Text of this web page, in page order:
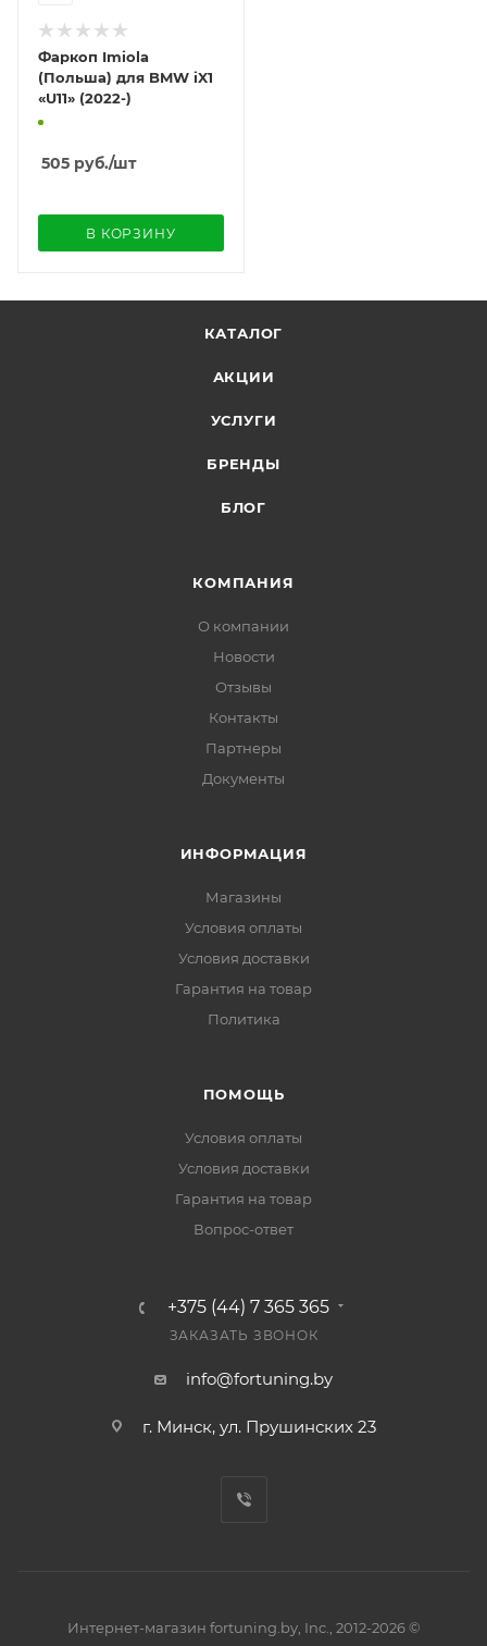
Фаркоп Imiola
(Польша) для BMW iX1
«U11» (2022-)
505 руб./шт
В КОРЗИНУ
КАТАЛОГ
АКЦИИ
УСЛУГИ
БРЕНДЫ
БЛОГ
КОМПАНИЯ
О компании
Новости
Отзывы
Контакты
Партнеры
Документы
ИНФОРМАЦИЯ
Магазины
Условия оплаты
Условия доставки
Гарантия на товар
Политика
ПОМОЩЬ
Условия оплаты
Условия доставки
Гарантия на товар
Вопрос-ответ
+375 (44) 7 365 365
ЗАКАЗАТЬ ЗВОНОК
info@fortuning.by
г. Минск, ул. Прушинских 23
Интернет-магазин fortuning.by, Inc., 2012-2026 ©